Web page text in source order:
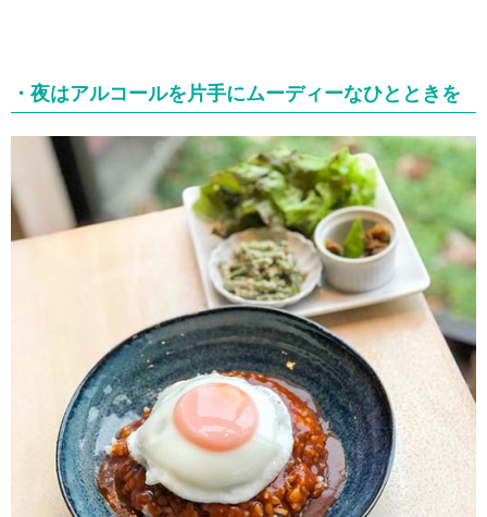
・夜はアルコールを片手にムーディーなひとときを